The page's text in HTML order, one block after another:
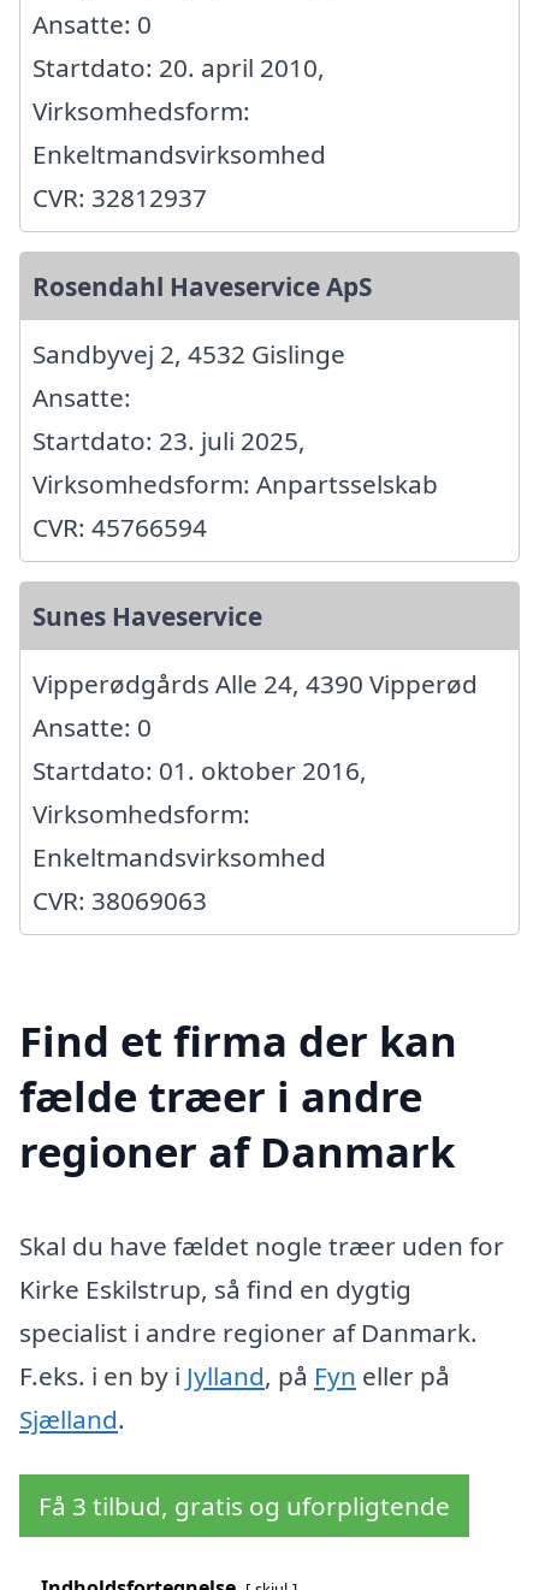
Ansatte: 0
Startdato: 20. april 2010,
Virksomhedsform:
Enkeltmandsvirksomhed
CVR: 32812937
Rosendahl Haveservice ApS
Sandbyvej 2, 4532 Gislinge
Ansatte:
Startdato: 23. juli 2025,
Virksomhedsform: Anpartsselskab
CVR: 45766594
Sunes Haveservice
Vipperødgårds Alle 24, 4390 Vipperød
Ansatte: 0
Startdato: 01. oktober 2016,
Virksomhedsform:
Enkeltmandsvirksomhed
CVR: 38069063
Find et firma der kan
fælde træer i andre
regioner af Danmark
Skal du have fældet nogle træer uden for
Kirke Eskilstrup, så find en dygtig
specialist i andre regioner af Danmark.
F.eks. i en by i Jylland, på Fyn eller på
Sjælland.
Få 3 tilbud, gratis og uforpligtende